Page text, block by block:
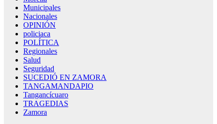
Municipales
Nacionales
OPINIÓN
policiaca
POLÍTICA
Regionales
Salud
Seguridad
SUCEDIÓ EN ZAMORA
TANGAMANDAPIO
Tangancícuaro
TRAGEDIAS
Zamora